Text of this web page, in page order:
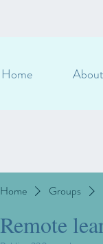
Home About
Home Groups
Remote